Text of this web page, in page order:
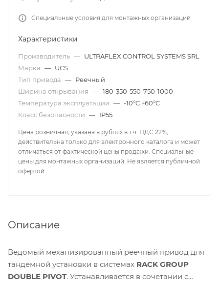
Специальные условия для монтажных организаций
Характеристики
Производитель — ULTRAFLEX CONTROL SYSTEMS SRL
Марка — UCS
Тип привода — Реечный
Ширина открывания — 180-350-550-750-1000
Температура эксплуатации — -10°С +60°С
Класс безопасности — IP55
Цена розничная, указана в рублях в т.ч. НДС 22%,
действительна только для электронного каталога и может
отличаться от фактической цены продажи. Специальные
цены для монтажных организаций. Не является публичной
офертой.
Описание
Ведомый механизированный реечный привод для
тандемной установки в системах RACK GROUP
DOUBLE PIVOT. Устанавливается в сочетании с